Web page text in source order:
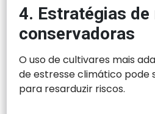
4. Estratégias
conservadoras
O uso de cultivares mais
de estresse climático pode
para resarduzir riscos.